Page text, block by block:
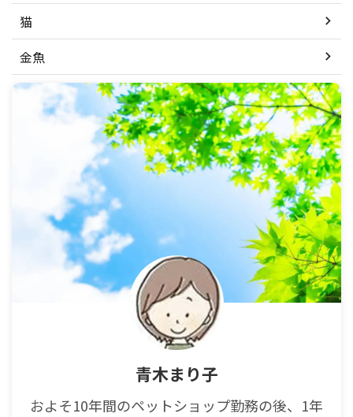
猫
金魚
青木まり子
およそ10年間のペットショップ勤務の後、1年